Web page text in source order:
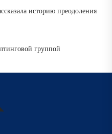
историю преодоления
группой